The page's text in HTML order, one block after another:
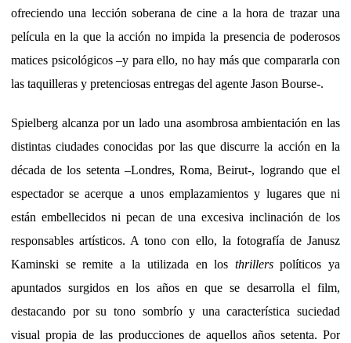
ofreciendo una lección soberana de cine a la hora de trazar una
película en la que la acción no impida la presencia de poderosos
matices psicológicos –y para ello, no hay más que compararla con
las taquilleras y pretenciosas entregas del agente Jason Bourse-.
Spielberg alcanza por un lado una asombrosa ambientación en las
distintas ciudades conocidas por las que discurre la acción en la
década de los setenta –Londres, Roma, Beirut-, logrando que el
espectador se acerque a unos emplazamientos y lugares que ni
están embellecidos ni pecan de una excesiva inclinación de los
responsables artísticos. A tono con ello, la fotografía de Janusz
Kaminski se remite a la utilizada en los thrillerspolíticos ya
apuntados surgidos en los años en que se desarrolla el film,
destacando por su tono sombrío y una característica suciedad
visual propia de las producciones de aquellos años setenta. Por